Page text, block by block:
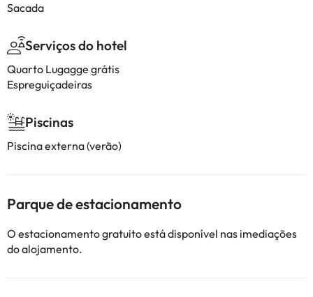
Sacada
Serviços do hotel
Quarto Lugagge grátis
Espreguiçadeiras
Piscinas
Piscina externa (verão)
Parque de estacionamento
O estacionamento gratuito está disponível nas imediações
do alojamento.